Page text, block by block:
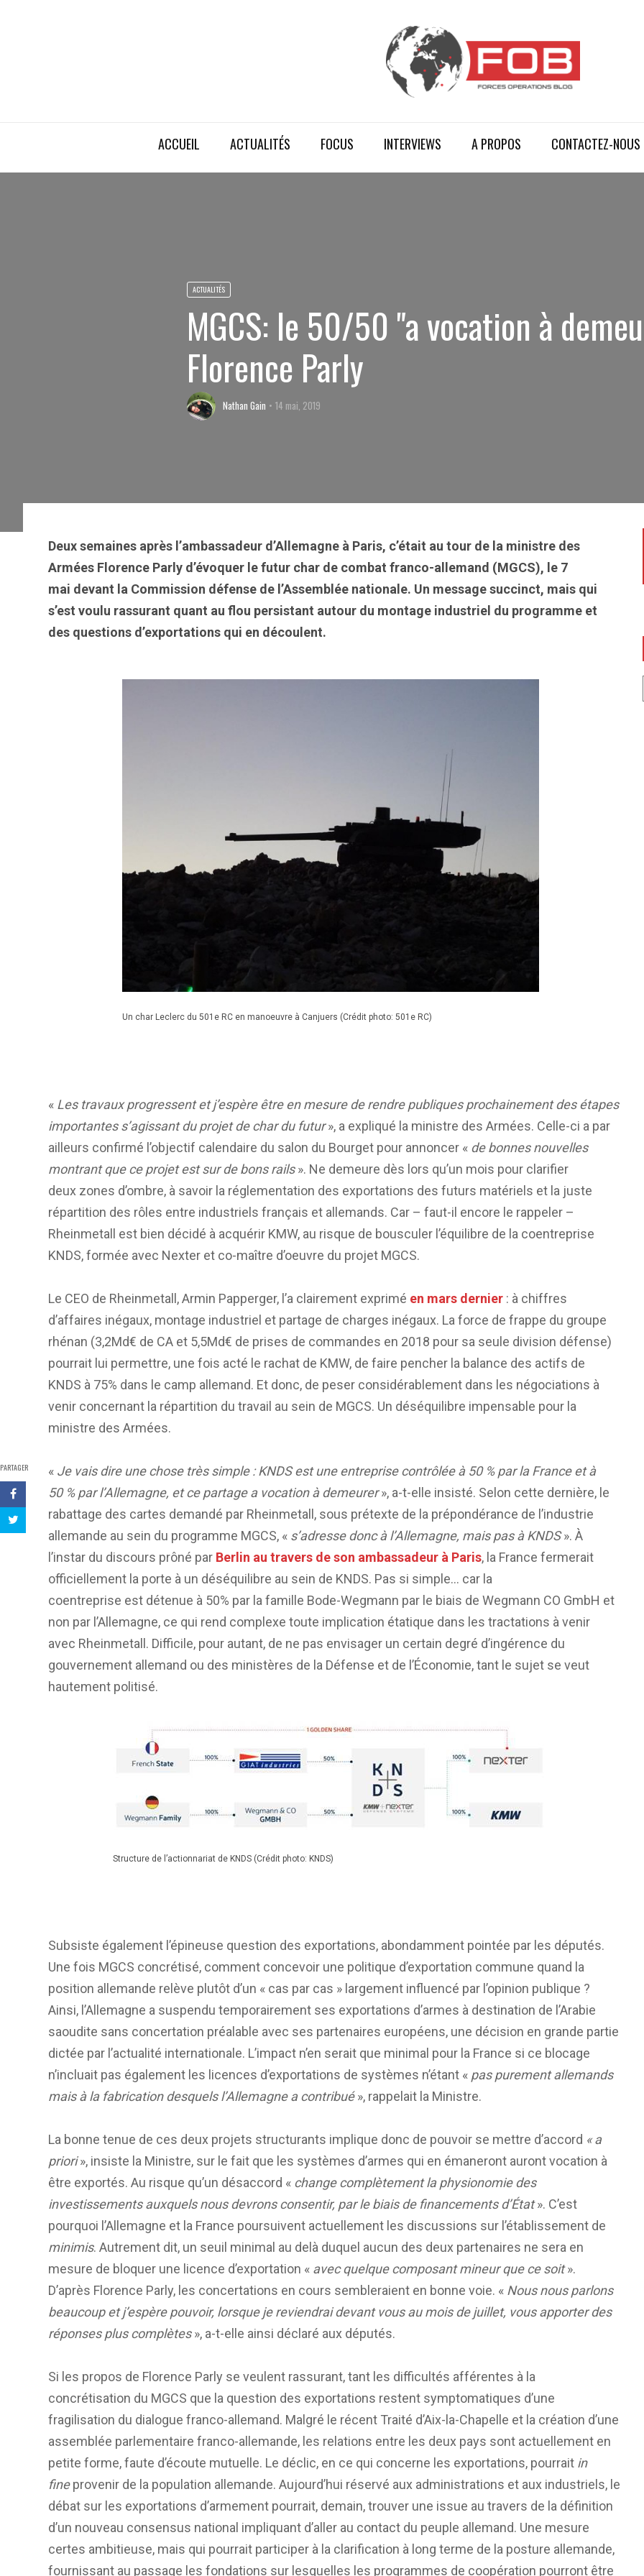
ACCUEIL ACTUALITÉS FOCUS INTERVIEWS A PROPOS CONTACTEZ-NOUS
ACTUALITÉS
MGCS: le 50/50 "a vocation à
Florence Parly
Nathan Gain 14 mai, 2019
PARTAGER
Deux semaines après l’ambassadeur d’Allemagne à Paris, c’était au tour de la ministre des
Armées Florence Parly d’évoquer le futur char de combat franco-allemand (MGCS), le 7
mai devant la Commission défense de l’Assemblée nationale. Un message succinct, mais qui
s’est voulu rassurant quant au flou persistant autour du montage industriel du programme et
des questions d’exportations qui en découlent.
Un char Leclerc du 501e RC en manoeuvre à Canjuers (Crédit photo: 501e RC)
« Les travaux progressent et j’espère être en mesure de rendre publiques prochainement des étapes
importantes s’agissant du projet de char du futur», a expliqué la ministre des Armées. Celle-ci a par
ailleurs confirmé l’objectif calendaire du salon du Bourget pour annoncer « de bonnes nouvelles
montrant que ce projet est sur de bons rails». Ne demeure dès lors qu’un mois pour clarifier
deux zones d’ombre, à savoir la réglementation des exportations des futurs matériels et la juste
répartition des rôles entre industriels français et allemands. Car – faut-il encore le rappeler –
Rheinmetall est bien décidé à acquérir KMW, au risque de bousculer l’équilibre de la coentreprise
KNDS, formée avec Nexter et co-maître d’oeuvre du projet MGCS.
Le CEO de Rheinmetall, Armin Papperger, l’a clairement exprimé en mars dernier : à chiffres
d’affaires inégaux, montage industriel et partage de charges inégaux. La force de frappe du groupe
rhénan (3,2Md€ de CA et 5,5Md€ de prises de commandes en 2018 pour sa seule division défense)
pourrait lui permettre, une fois acté le rachat de KMW, de faire pencher la balance des actifs de
KNDS à 75% dans le camp allemand. Et donc, de peser considérablement dans les négociations à
venir concernant la répartition du travail au sein de MGCS. Un déséquilibre impensable pour la
ministre des Armées.
« Je vais dire une chose très simple : KNDS est une entreprise contrôlée à 50 % par la France et à
50 % par l’Allemagne, et ce partage a vocation à demeurer», a-t-elle insisté. Selon cette dernière, le
rabattage des cartes demandé par Rheinmetall, sous prétexte de la prépondérance de l’industrie
allemande au sein du programme MGCS, « s’adresse donc à l’Allemagne, mais pas à KNDS». À
l’instar du discours prôné par Berlin au travers de son ambassadeur à Paris, la France fermerait
officiellement la porte à un déséquilibre au sein de KNDS. Pas si simple… car la
coentreprise est détenue à 50% par la famille Bode-Wegmann par le biais de Wegmann CO GmbH et
non par l’Allemagne, ce qui rend complexe toute implication étatique dans les tractations à venir
avec Rheinmetall. Difficile, pour autant, de ne pas envisager un certain degré d’ingérence du
gouvernement allemand ou des ministères de la Défense et de l’Économie, tant le sujet se veut
hautement politisé.
Structure de l’actionnariat de KNDS (Crédit photo: KNDS)
Subsiste également l’épineuse question des exportations, abondamment pointée par les députés.
Une fois MGCS concrétisé, comment concevoir une politique d’exportation commune quand la
position allemande relève plutôt d’un « cas par cas » largement influencé par l’opinion publique ?
Ainsi, l’Allemagne a suspendu temporairement ses exportations d’armes à destination de l’Arabie
saoudite sans concertation préalable avec ses partenaires européens, une décision en grande partie
dictée par l’actualité internationale. L’impact n’en serait que minimal pour la France si ce blocage
n’incluait pas également les licences d’exportations de systèmes n’étant « pas purement allemands
mais à la fabrication desquels l’Allemagne a contribué», rappelait la Ministre.
La bonne tenue de ces deux projets structurants implique donc de pouvoir se mettre d’accord « a
priori», insiste la Ministre, sur le fait que les systèmes d’armes qui en émaneront auront vocation à
être exportés. Au risque qu’un désaccord « change complètement la physionomie des
investissements auxquels nous devrons consentir, par le biais de financements d’État». C’est
pourquoi l’Allemagne et la France poursuivent actuellement les discussions sur l’établissement de
minimis. Autrement dit, un seuil minimal au delà duquel aucun des deux partenaires ne sera en
mesure de bloquer une licence d’exportation « avec quelque composant mineur que ce soit».
D’après Florence Parly, les concertations en cours sembleraient en bonne voie. « Nous nous parlons
beaucoup et j’espère pouvoir, lorsque je reviendrai devant vous au mois de juillet, vous apporter des
réponses plus complètes», a-t-elle ainsi déclaré aux députés.
Si les propos de Florence Parly se veulent rassurant, tant les difficultés afférentes à la
concrétisation du MGCS que la question des exportations restent symptomatiques d’une
fragilisation du dialogue franco-allemand. Malgré le récent Traité d’Aix-la-Chapelle et la création d’une
assemblée parlementaire franco-allemande, les relations entre les deux pays sont actuellement en
petite forme, faute d’écoute mutuelle. Le déclic, en ce qui concerne les exportations, pourrait in
fineprovenir de la population allemande. Aujourd’hui réservé aux administrations et aux industriels, le
débat sur les exportations d’armement pourrait, demain, trouver une issue au travers de la définition
d’un nouveau consensus national impliquant d’aller au contact du peuple allemand. Une mesure
certes ambitieuse, mais qui pourrait participer à la clarification à long terme de la posture allemande,
fournissant au passage les fondations sur lesquelles les programmes de coopération pourront être